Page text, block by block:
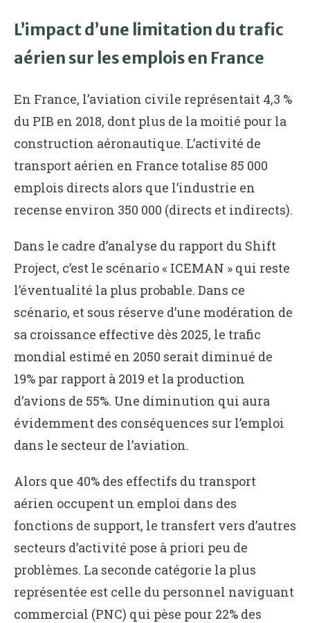
L’impact d’une limitation du trafic
aérien sur les emplois en France
En France, l’aviation civile représentait 4,3 %
du PIB en 2018, dont plus de la moitié pour la
construction aéronautique. L’activité de
transport aérien en France totalise 85 000
emplois directs alors que l’industrie en
recense environ 350 000 (directs et indirects).
Dans le cadre d’analyse du rapport du Shift
Project, c’est le scénario « ICEMAN » qui reste
l’éventualité la plus probable. Dans ce
scénario, et sous réserve d’une modération de
sa croissance effective dès 2025, le trafic
mondial estimé en 2050 serait diminué de
19% par rapport à 2019 et la production
d’avions de 55%. Une diminution qui aura
évidemment des conséquences sur l’emploi
dans le secteur de l’aviation.
Alors que 40% des effectifs du transport
aérien occupent un emploi dans des
fonctions de support, le transfert vers d’autres
secteurs d’activité pose à priori peu de
problèmes. La seconde catégorie la plus
représentée est celle du personnel naviguant
commercial (PNC) qui pèse pour 22% des